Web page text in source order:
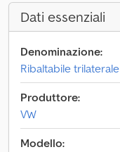
Dati essenziali
Denominazione:
Ribaltabile trilaterale
Produttore:
VW
Modello: